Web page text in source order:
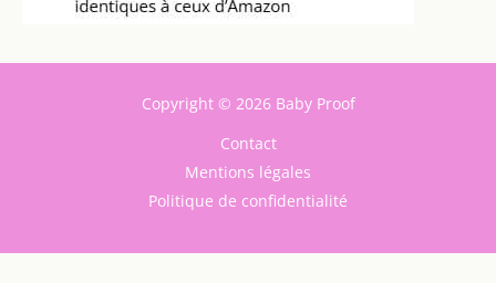
Copyright © 2026 Baby Proof
Contact
Mentions légales
Politique de confidentialité